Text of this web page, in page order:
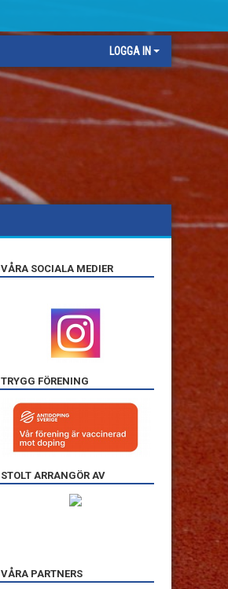
LOGGA IN
VÅRA SOCIALA MEDIER
TRYGG FÖRENING
STOLT ARRANGÖR AV
VÅRA PARTNERS